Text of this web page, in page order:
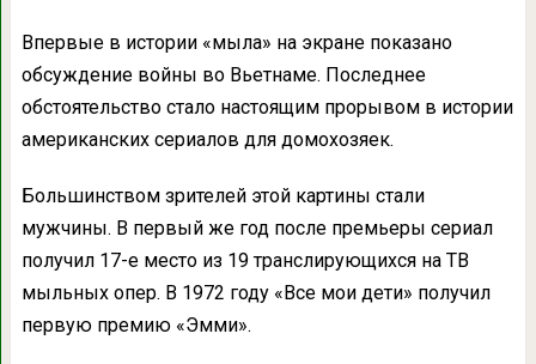
Впервые в истории «мыла» на экране показано
обсуждение войны во Вьетнаме. Последнее
обстоятельство стало настоящим прорывом в истории
американских сериалов для домохозяек.
Большинством зрителей этой картины стали
мужчины. В первый же год после премьеры сериал
получил 17-е место из 19 транслирующихся на ТВ
мыльных опер. В 1972 году «Все мои дети» получил
первую премию «Эмми».